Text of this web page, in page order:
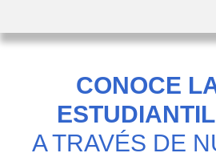
CONOCE
A TRAVÉS DE